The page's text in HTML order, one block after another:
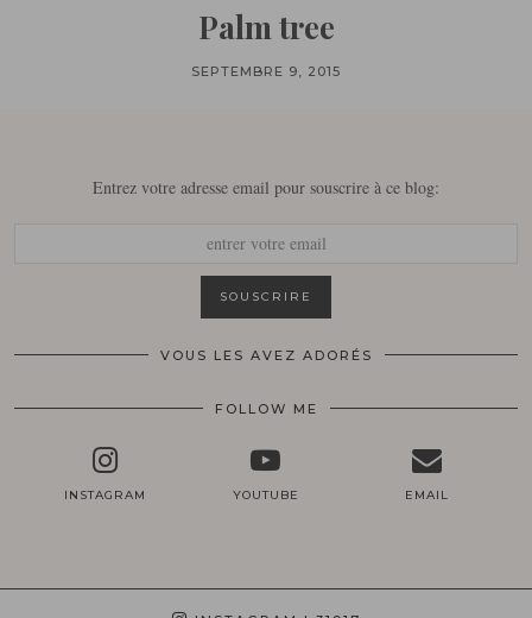
Palm tree
SEPTEMBRE 9, 2015
Entrez votre adresse email pour souscrire à ce blog:
VOUS LES AVEZ ADORÉS
FOLLOW ME
INSTAGRAM YOUTUBE EMAIL